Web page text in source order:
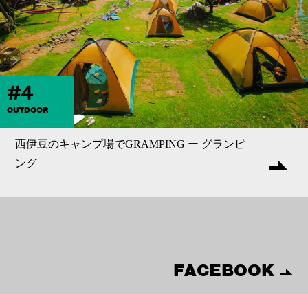
#4
OUTDOOR
西伊豆のキャンプ場でGRAMPING ー グランピ
ング
FACEBOOK